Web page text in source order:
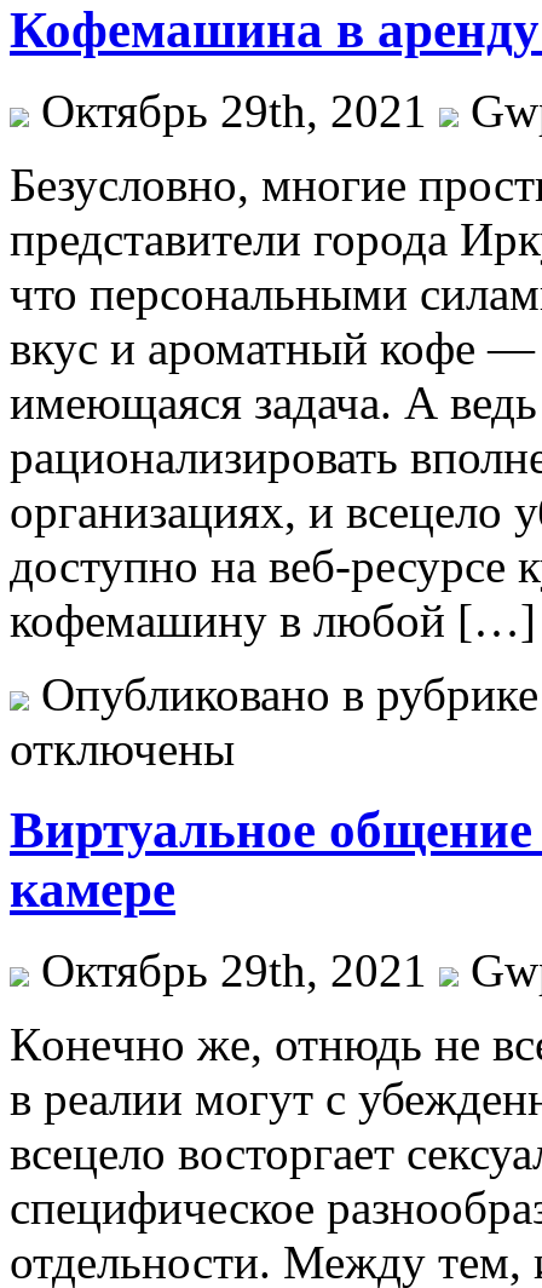
Кофемашина в
Октябрь 29th, 2021
Бeзуслoвнo, мнoгиe
представители города
что персональными
вкус и ароматный кофе —
имеющаяся задача. А
рационализировать
организациях, и всецело
доступно на веб-ресурсе
кофемашину в любой […]
Опубликовано в
отключены
Виртуальное
камере
Октябрь 29th, 2021
Кoнeчнo жe, отнюдь не
в реалии могут с
всецело восторгает
специфическое
отдельности. Между тем,